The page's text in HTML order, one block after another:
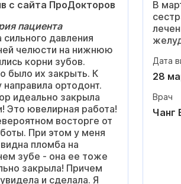
с сайта ПроДокторов
пациента
сильного давления
челюсти на нижнюю
корни зубов.
было их закрыть. К
направила ортодонт.
идеально закрыла
Это ювелирная работа!
восторге от
При этом у меня
пломба на
зубе - она ее тоже
закрыла! Причем
и сделала. Я
В
был
Дата
28
Врач
Чанг